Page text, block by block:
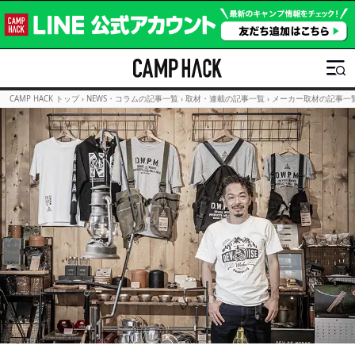
CAMP HACK トップ › NEWS・コラムの記事一覧 › 取材・連載の記事一覧 › メーカー取材の記事一